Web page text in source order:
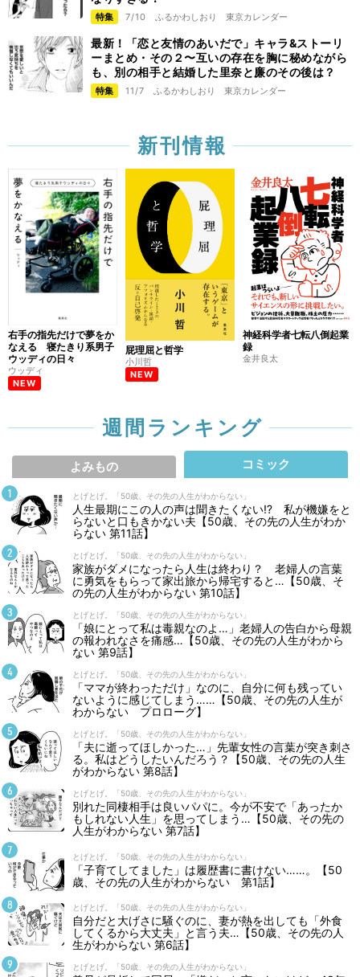
特集 7/10 ふるかわしおり 東京カレンダー
最新！「恋と友情のあいだで」キャラ&ストーリ
ーまとめ・その２〜互いの存在を胸に秘めながら
も、別の相手と結婚した里奈と廉のその後は？
特集 11/7 ふるかわしおり 東京カレンダー
新刊情報
右手の指先だけで夢をか
なえる 寝たきり系男子
ウッディの日々
ウッディ
NEW
屁理屈と哲学
小川哲
NEW
神経科学者七転八倒起業
録
金井良太
週間ランキング
よみもの コミック
とげとげ。「50歳、その先の人生がわからない」
人生最期にこの人の声は聞きたくない⁉ 私が機嫌をと
らないと口もきかない夫【50歳、その先の人生がわか
らない 第11話】
とげとげ。「50歳、その先の人生がわからない」
家族がダメになったら人生は終わり？ 老婦人の言葉
に勇気をもらって家出旅から帰宅すると…【50歳、そ
の先の人生がわからない 第10話】
とげとげ。「50歳、その先の人生がわからない」
「娘にとって私は毒親なのよ…」老婦人の告白から母親
の報われなさを痛感…【50歳、その先の人生がわから
ない 第9話】
とげとげ。「50歳、その先の人生がわからない」
「ママが終わっただけ」なのに、自分に何も残ってい
ないように感じてしまう……【50歳、その先の人生が
わからない プロローグ】
とげとげ。「50歳、その先の人生がわからない」
「夫に逝ってほしかった…」先輩女性の言葉が突き刺さ
る。私はどうしたいんだろう？【50歳、その先の人生
がわからない 第8話】
とげとげ。「50歳、その先の人生がわからない」
別れた同棲相手は良いパパに。今が不安で「あったか
もしれない人生」を思ってしまう…【50歳、その先の
人生がわからない 第7話】
とげとげ。「50歳、その先の人生がわからない」
「子育てしてました」は履歴書に書けない……。【50
歳、その先の人生がわからない 第1話】
とげとげ。「50歳、その先の人生がわからない」
自分だと大げさに騒ぐのに、妻が熱を出しても「外食
してくるから大丈夫」と言う夫…【50歳、その先の人
生がわからない 第6話】
とげとげ。「50歳、その先の人生がわからない」